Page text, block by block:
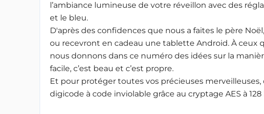
l’ambiance lumineuse de votre réveillon avec des
et le bleu.
D'après des confidences que nous a faites le père
ou recevront en cadeau une tablette Android. À ceux
nous donnons dans ce numéro des idées sur la
facile, c’est beau et c’est propre.
Et pour protéger toutes vos précieuses
digicode à code inviolable grâce au cryptage AES à 128